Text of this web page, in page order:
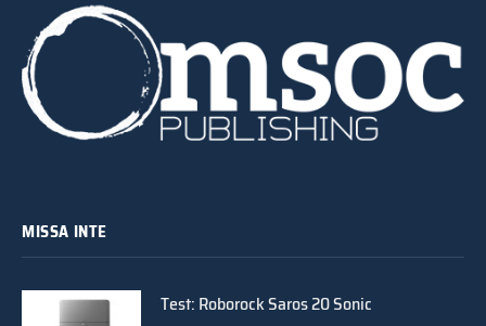
MISSA INTE
Test: Roborock Saros 20 Sonic